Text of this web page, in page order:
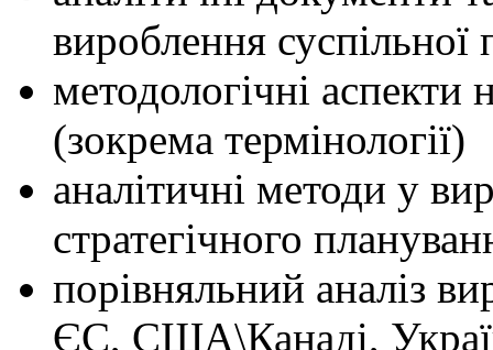
вироблення суспільної
методологічні аспекти
(зокрема термінології)
аналітичні методи у
стратегічного
порівняльний аналіз
ЄС, США\Канаді,